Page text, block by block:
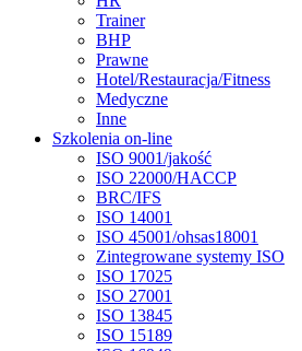
Trainer
BHP
Prawne
Hotel/Restauracja/Fitness
Medyczne
Inne
Szkolenia on-line
ISO 9001/jakość
ISO 22000/HACCP
BRC/IFS
ISO 14001
ISO 45001/ohsas18001
Zintegrowane systemy ISO
ISO 17025
ISO 27001
ISO 13845
ISO 15189